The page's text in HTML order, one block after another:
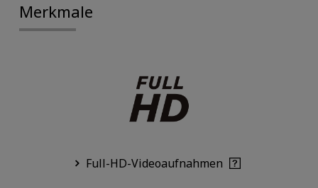
Merkmale
Full-HD-Videoaufnahmen